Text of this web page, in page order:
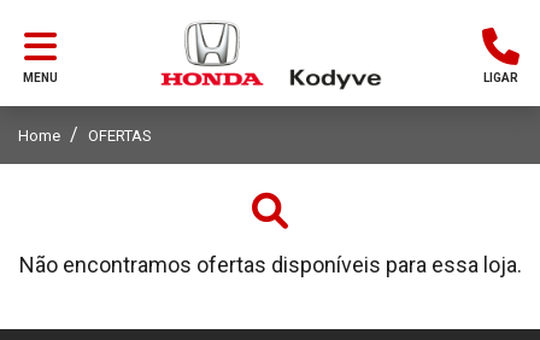
MENU LIGAR
Home OFERTAS
Não encontramos ofertas disponíveis para essa loja.